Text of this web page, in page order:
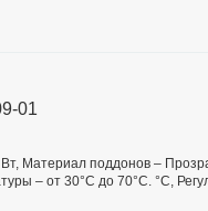
01
Материал поддонов –
– от 30°С до 70°С. °C,